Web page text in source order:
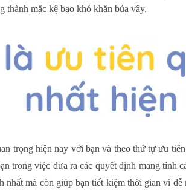
thành mặc kệ bao khó khăn bủa vây.
trọng hiện nay với bạn và theo thứ tự ưu
trong việc đưa ra các quyết định mang tính
nhất mà còn giúp bạn tiết kiệm thời gian vì